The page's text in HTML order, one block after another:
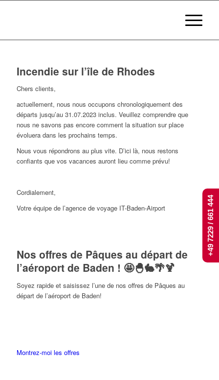
Incendie sur l’île de Rhodes
Chers clients,
actuellement, nous nous occupons chronologiquement des
départs jusqu’au 31.07.2023 inclus. Veuillez comprendre que
nous ne savons pas encore comment la situation sur place
évoluera dans les prochains temps.
Nous vous répondrons au plus vite. D’ici là, nous restons
confiants que vos vacances auront lieu comme prévu!
Cordialement,
Votre équipe de l’agence de voyage IT-Baden-Airport
Nos offres de Pâques au départ de
l’aéroport de Baden ! 🤩🐣🐇🌴🍹
Soyez rapide et saisissez l’une de nos offres de Pâques au
départ de l’aéroport de Baden!
Montrez-moi les offres
+49 7229 / 661 444